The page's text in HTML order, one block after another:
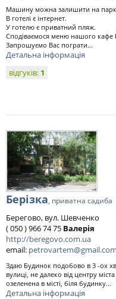
Машину можна залишити на
В готелі є інтернет.
У готелю є приватний пляж.
Сподіваємося меню нашого кафе
Запрошуємо Вас пограти...
Детальна інформація
відгуків: 1
Берізка, приватна садиба
Берегово, вул. Шевченко
( 050 ) 966 74 75 Валерія
http://beregovo.com.ua
email: petrovartem@gmail.com
Здаю Будинок подобово в 3 -ох
вулиці, не далеко від центру
озеленена в місті, біля будинку...
Детальна інформація